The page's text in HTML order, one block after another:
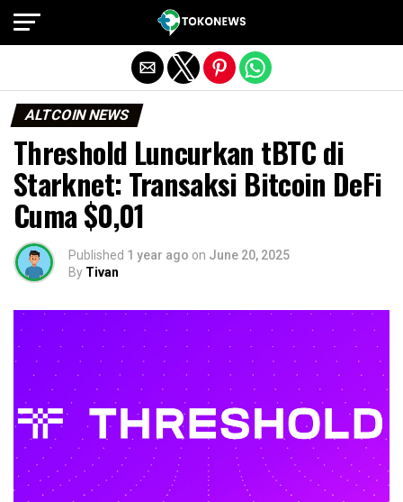
ALTCOIN NEWS
Threshold Luncurkan tBTC di
Starknet: Transaksi Bitcoin DeFi
Cuma $0,01
Published 1 year ago on June 20, 2025
By Tivan
Exit mobile version